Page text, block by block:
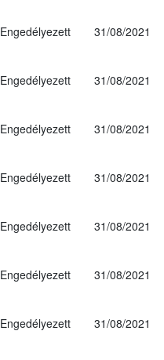
Engedélyezett 31/08/2021
Engedélyezett 31/08/2021
Engedélyezett 31/08/2021
Engedélyezett 31/08/2021
Engedélyezett 31/08/2021
Engedélyezett 31/08/2021
Engedélyezett 31/08/2021